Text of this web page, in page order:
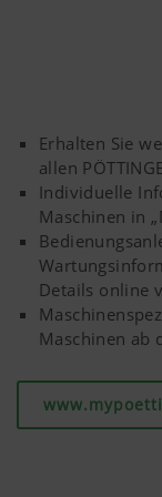
Spezieller
Erhalten Sie
allen
Individuelle
Maschinen in
Details online
Maschinen ab